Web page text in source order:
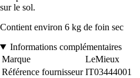
sur le sol.
Contient environ 6 kg de foin sec
Informations complémentaires
Marque
LeMieux
Référence fournisseur IT03444001